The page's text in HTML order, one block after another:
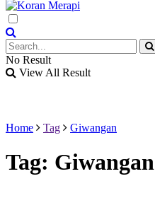
No Result
View All Result
Home Tag Giwangan
Tag: Giwangan